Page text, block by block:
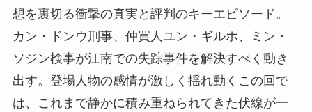
想を裏切る衝撃の真実と評判のキーエピソード。
カン・ドンウ刑事、仲買人ユン・ギルホ、ミン・
ソジン検事が江南での失踪事件を解決すべく動き
出す。登場人物の感情が激しく揺れ動くこの回で
は、これまで静かに積み重ねられてきた伏線が一